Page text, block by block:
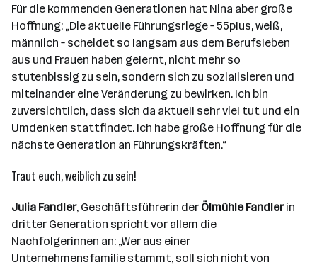
Für die kommenden Generationen hat Nina aber große
Hoffnung: „Die aktuelle Führungsriege – 55plus, weiß,
männlich – scheidet so langsam aus dem Berufsleben
aus und Frauen haben gelernt, nicht mehr so
stutenbissig zu sein, sondern sich zu sozialisieren und
miteinander eine Veränderung zu bewirken. Ich bin
zuversichtlich, dass sich da aktuell sehr viel tut und ein
Umdenken stattfindet. Ich habe große Hoffnung für die
nächste Generation an Führungskräften.“
Traut euch, weiblich zu sein!
Julia Fandler, Geschäftsführerin der Ölmühle Fandlerin
dritter Generation spricht vor allem die
Nachfolgerinnen an: „Wer aus einer
Unternehmensfamilie stammt, soll sich nicht von